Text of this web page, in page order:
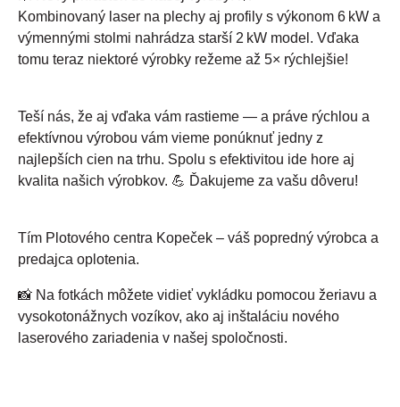
Kombinovaný laser na plechy aj profily s výkonom 6 kW a
výmennými stolmi nahrádza starší 2 kW model. Vďaka
tomu teraz niektoré výrobky režeme až 5× rýchlejšie!
Teší nás, že aj vďaka vám rastieme — a práve rýchlou a
efektívnou výrobou vám vieme ponúknuť jedny z
najlepších cien na trhu. Spolu s efektivitou ide hore aj
kvalita našich výrobkov. 💪 Ďakujeme za vašu dôveru!
Tím Plotového centra Kopeček – váš popredný výrobca a
predajca oplotenia.
📸 Na fotkách môžete vidieť vykládku pomocou žeriavu a
vysokotonážnych vozíkov, ako aj inštaláciu nového
laserového zariadenia v našej spoločnosti.